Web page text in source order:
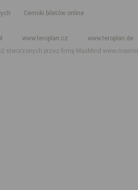
Cenniki biletów online
www.teroplan.cz
www.teroplan.de
stworzonych przez firmę MaxMind